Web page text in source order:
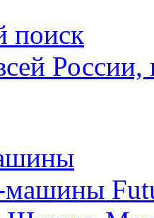
поиск
России,
машины